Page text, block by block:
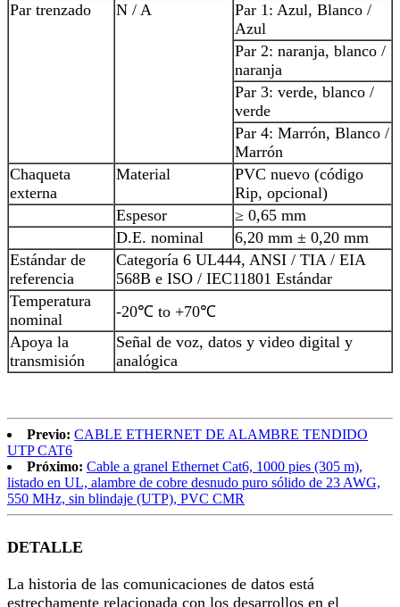
Par trenzado
N / A
Par 1: Azul, Blanco /
Azul
Par 2: naranja, blanco /
naranja
Par 3: verde, blanco /
verde
Par 4: Marrón, Blanco /
Marrón
Chaqueta
externa
Material
PVC nuevo (código
Rip, opcional)
Espesor
≥ 0,65 mm
D.E. nominal
6,20 mm ± 0,20 mm
Estándar de
referencia
Categoría 6 UL444, ANSI / TIA / EIA
568B e ISO / IEC11801 Estándar
Temperatura
nominal
-20℃ to +70℃
Apoya la
transmisión
Señal de voz, datos y video digital y
analógica
Previo: CABLE ETHERNET DE ALAMBRE TENDIDO
UTP CAT6
Próximo: Cable a granel Ethernet Cat6, 1000 pies (305 m),
listado en UL, alambre de cobre desnudo puro sólido de 23 AWG,
550 MHz, sin blindaje (UTP), PVC CMR
DETALLE
La historia de las comunicaciones de datos está
estrechamente relacionada con los desarrollos en el